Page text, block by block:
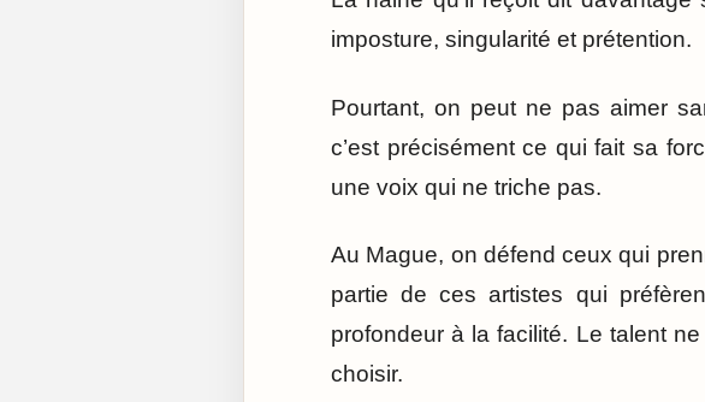
imposture, singularité et prétention.
Pourtant, on peut ne pas aimer
c’est précisément ce qui fait sa
une voix qui ne triche pas.
Au Mague, on défend ceux qui
partie de ces artistes qui
profondeur à la facilité. Le talent
choisir.